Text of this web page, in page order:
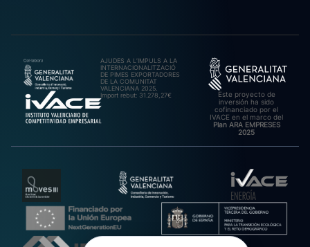
AJUDES A L’IMPULS A LA
INTERNACIONALITZACIÓ
DE PIMES EXPORTADORES
DE LA COMUNITAT
VALENCIANA 2025.
Import rebut: 31.278,27€
Este proyecto de
inversión ha sido
cofinanciado por el
IVACE en el marco del
Plan ARA EMPRESES
2025